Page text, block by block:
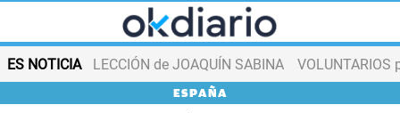
ES NOTICIA LECCIÓN de JOAQUÍN SABINA VOLUNTARIOS
ESPAÑA